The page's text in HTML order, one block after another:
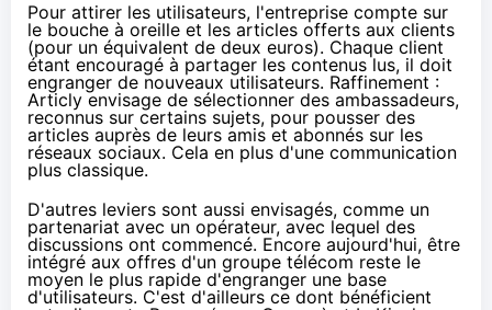
Pour attirer les utilisateurs, l'entreprise compte sur
le bouche à oreille et les articles offerts aux clients
(pour un équivalent de deux euros). Chaque client
étant encouragé à partager les contenus lus, il doit
engranger de nouveaux utilisateurs. Raffinement :
Articly envisage de sélectionner des ambassadeurs,
reconnus sur certains sujets, pour pousser des
articles auprès de leurs amis et abonnés sur les
réseaux sociaux. Cela en plus d'une communication
plus classique.
D'autres leviers sont aussi envisagés, comme un
partenariat avec un opérateur, avec lequel des
discussions ont commencé. Encore aujourd'hui, être
intégré aux offres d'un groupe télécom reste le
moyen le plus rapide d'engranger une base
d'utilisateurs. C'est d'ailleurs ce dont bénéficient